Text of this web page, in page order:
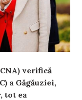
verifică
a Găgăuziei,
tot ea